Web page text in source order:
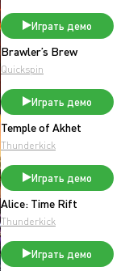
Играть демо
Brawler’s Brew
Quickspin
Играть демо
Temple of Akhet
Thunderkick
Играть демо
Alice: Time Rift
Thunderkick
Играть демо